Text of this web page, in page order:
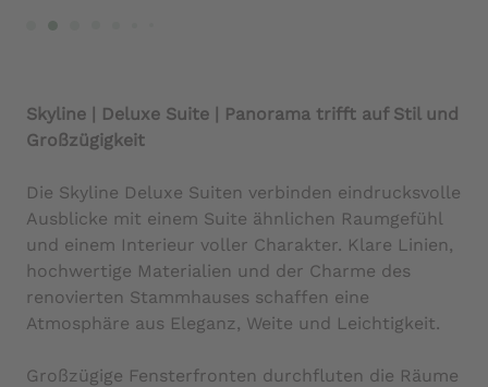
Skyline | Deluxe Suite | Panorama trifft auf Stil und
Großzügigkeit
Die Skyline Deluxe Suiten verbinden eindrucksvolle
Ausblicke mit einem Suite ähnlichen Raumgefühl
und einem Interieur voller Charakter. Klare Linien,
hochwertige Materialien und der Charme des
renovierten Stammhauses schaffen eine
Atmosphäre aus Eleganz, Weite und Leichtigkeit.
Großzügige Fensterfronten durchfluten die Räume